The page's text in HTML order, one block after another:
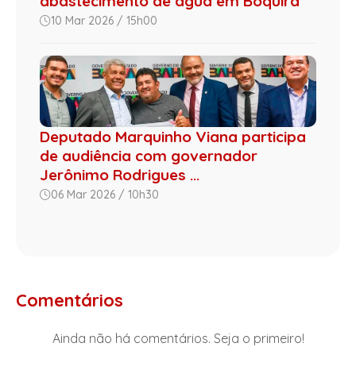
10 Mar 2026 / 15h00
Deputado Marquinho Viana participa
de audiência com governador
Jerônimo Rodrigues ...
06 Mar 2026 / 10h30
Comentários
Ainda não há comentários. Seja o primeiro!